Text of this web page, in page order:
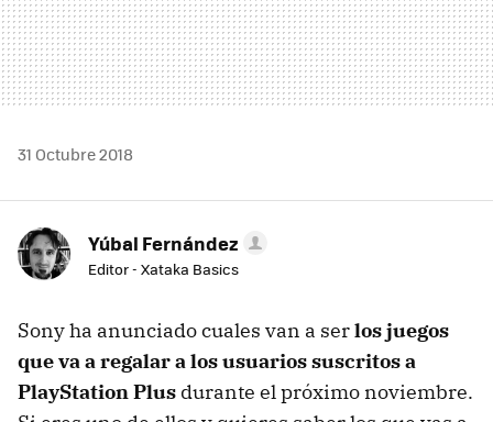
31 Octubre 2018
Yúbal Fernández
Editor - Xataka Basics
Sony ha anunciado cuales van a serlos juegos
que va a regalar a los usuarios suscritos a
PlayStation Plus durante el próximo noviembre.